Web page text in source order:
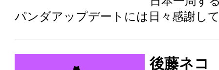
パンダアップデートには日々感謝し
後藤ネコ